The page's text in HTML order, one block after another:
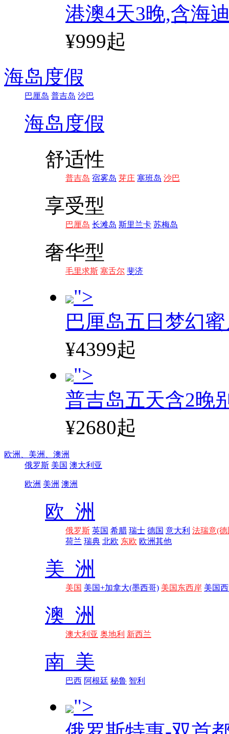
港澳4天3晚,含海
¥999起
海岛度假
巴厘岛 普吉岛 沙巴
海岛度假
舒适性
普吉岛 宿雾岛 芽庄 塞班岛 沙巴
享受型
巴厘岛 长滩岛 斯里兰卡 苏梅岛
奢华型
毛里求斯 塞舌尔 斐济
">
巴厘岛五日梦幻
¥4399起
">
普吉岛五天含2晚
¥2680起
欧洲、 美洲、 澳洲
俄罗斯 美国 澳大利亚
欧洲 美洲 澳洲
欧 洲
俄罗斯 英国 希腊 瑞士 德国 意大利 法瑞意(德
荷兰 瑞典 北欧 东欧 欧洲其他
美 洲
美国 美国+加拿大(墨西哥) 美国东西岸 美国
澳 洲
澳大利亚 奥地利 新西兰
南 美
巴西 阿根廷 秘鲁 智利
">